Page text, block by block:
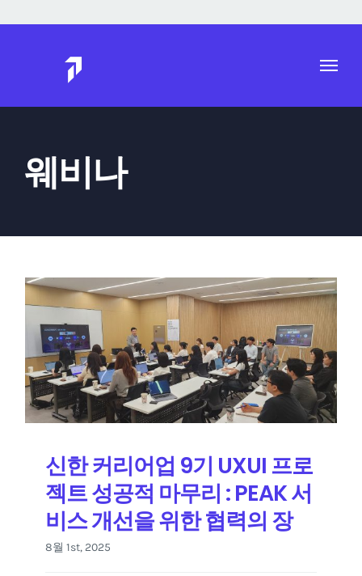
웨비나
신한 커리어업 9기 UXUI 프로
젝트 성공적 마무리 : PEAK 서
비스 개선을 위한 협력의 장
8월 1st, 2025